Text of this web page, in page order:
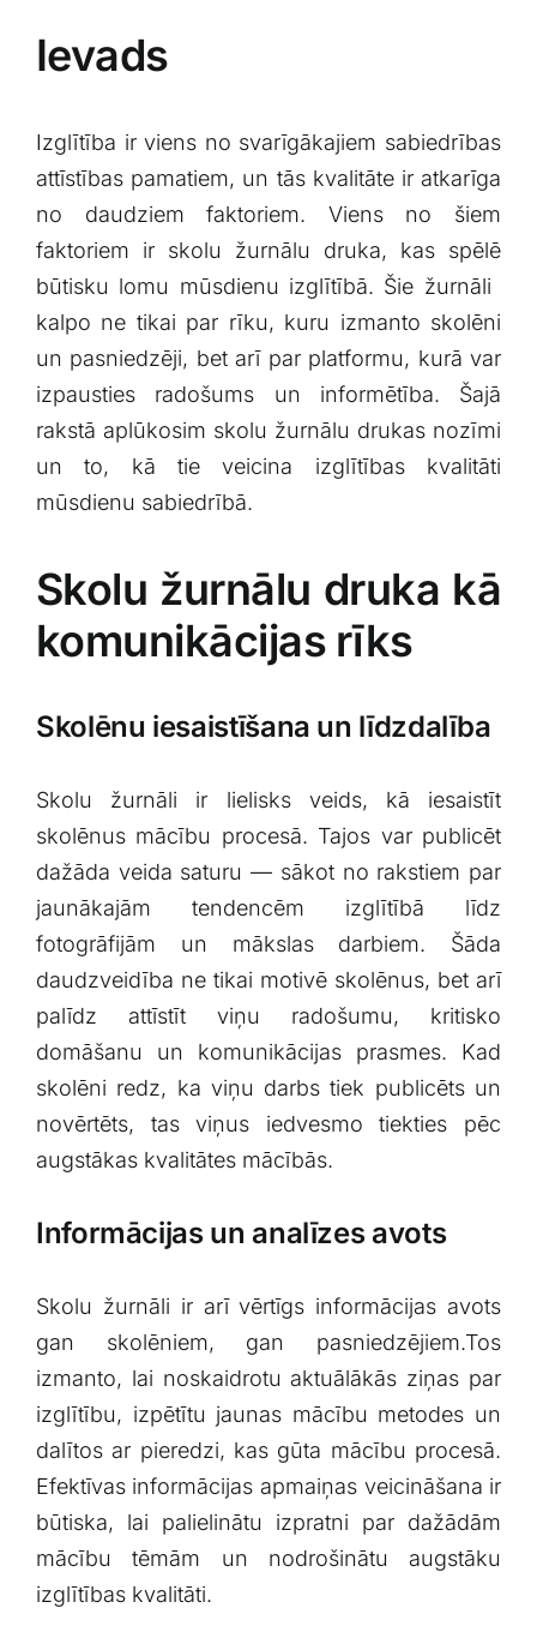
Ievads
Izglītība ir viens no svarīgākajiem sabiedrības
attīstības pamatiem, un tās kvalitāte ir atkarīga
no daudziem faktoriem. Viens no ⁤šiem
faktoriem⁣ ir skolu⁤ žurnālu druka, kas spēlē
būtisku lomu mūsdienu izglītībā. Šie žurnāli ​
kalpo ‌ne tikai par rīku, kuru izmanto skolēni
un pasniedzēji, bet arī par platformu, kurā var
izpausties radošums un informētība. Šajā
rakstā aplūkosim skolu žurnālu drukas nozīmi
un to, kā⁣ tie veicina izglītības kvalitāti⁤
mūsdienu sabiedrībā.
Skolu žurnālu druka kā
komunikācijas⁢ rīks
Skolēnu iesaistīšana un līdzdalība
Skolu žurnāli ir lielisks ⁤veids, kā iesaistīt
skolēnus mācību procesā. Tajos var publicēt
dažāda veida saturu — sākot no rakstiem par
jaunākajām tendencēm izglītībā līdz
fotogrāfijām un mākslas darbiem. ​Šāda
daudzveidība ne tikai motivē skolēnus,⁢ bet arī
palīdz attīstīt viņu radošumu, kritisko
domāšanu un komunikācijas prasmes. Kad
skolēni redz, ‌ka viņu darbs tiek publicēts un
novērtēts, tas⁢ viņus iedvesmo tiekties pēc
augstākas kvalitātes mācībās.
Informācijas un analīzes avots
Skolu žurnāli ir arī vērtīgs informācijas⁢ avots
gan skolēniem, ⁣gan pasniedzējiem.Tos
izmanto, lai noskaidrotu aktuālākās ‌ziņas par
izglītību, izpētītu jaunas ​mācību metodes un⁢
dalītos ‌ar⁣ pieredzi, kas gūta mācību procesā.
⁢Efektīvas informācijas apmaiņas veicināšana ​ir
būtiska, lai palielinātu izpratni par ‍dažādām
mācību tēmām ⁤un ‍nodrošinātu augstāku
izglītības kvalitāti.